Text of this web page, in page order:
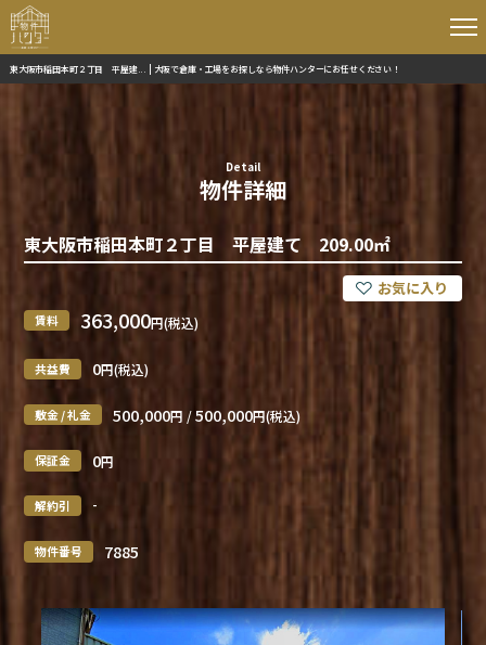
東大阪市稲田本町２丁目 平屋建... | 大阪で倉庫・工場をお探しなら物件ハンターにお任せください！
Detail
物件詳細
東大阪市稲田本町２丁目 平屋建て 209.00㎡
賃料 363,000円(税込)
共益費 0円(税込)
敷金 / 礼金 500,000円 /500,000円(税込)
保証金 0円
解約引 -
物件番号 7885